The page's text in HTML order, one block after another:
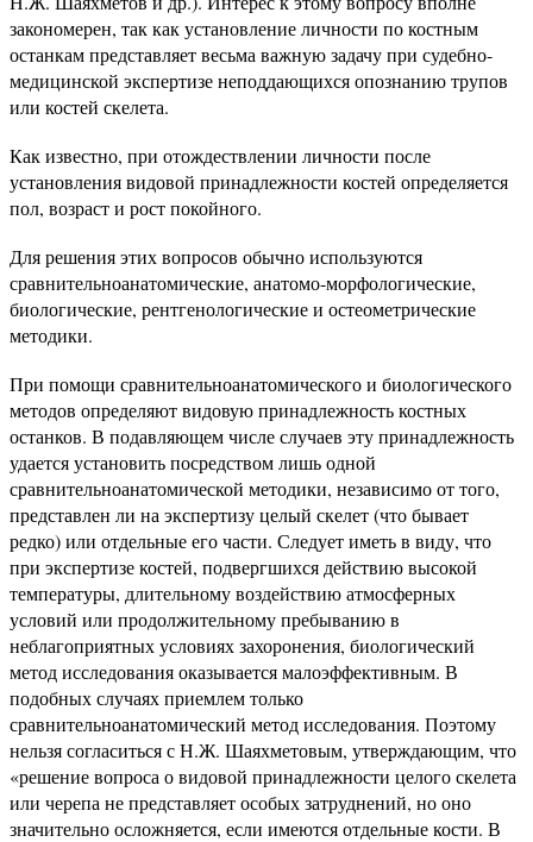
закономерен, так как установление личности по костным
останкам представляет весьма важную задачу при судебно-
медицинской экспертизе неподдающихся опознанию трупов
или костей скелета.
Как известно, при отождествлении личности после
установления видовой принадлежности костей определяется
пол, возраст и рост покойного.
Для решения этих вопросов обычно используются
сравнительноанатомические, анатомо-морфологические,
биологические, рентгенологические и остеометрические
методики.
При помощи сравнительноанатомического и биологического
методов определяют видовую принадлежность костных
останков. В подавляющем числе случаев эту принадлежность
удается установить посредством лишь одной
сравнительноанатомической методики, независимо от того,
представлен ли на экспертизу целый скелет (что бывает
редко) или отдельные его части. Следует иметь в виду, что
при экспертизе костей, подвергшихся действию высокой
температуры, длительному воздействию атмосферных
условий или продолжительному пребыванию в
неблагоприятных условиях захоронения, биологический
метод исследования оказывается малоэффективным. В
подобных случаях приемлем только
сравнительноанатомический метод исследования. Поэтому
нельзя согласиться с Н.Ж. Шаяхметовым, утверждающим, что
«решение вопроса о видовой принадлежности целого скелета
или черепа не представляет особых затруднений, но оно
значительно осложняется, если имеются отдельные кости. В